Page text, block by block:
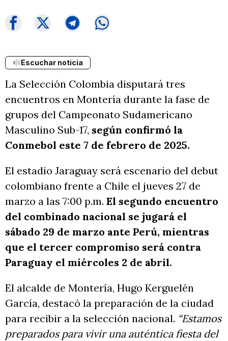
Escuchar noticia
La Selección Colombia disputará tres
encuentros en Montería durante la fase de
grupos del Campeonato Sudamericano
Masculino Sub-17, según confirmó la
Conmebol este 7 de febrero de 2025.
El estadio Jaraguay será escenario del debut
colombiano frente a Chile el jueves 27 de
marzo a las 7:00 p.m. El segundo encuentro
del combinado nacional se jugará el
sábado 29 de marzo ante Perú, mientras
que el tercer compromiso será contra
Paraguay el miércoles 2 de abril.
El alcalde de Montería, Hugo Kerguelén
García, destacó la preparación de la ciudad
para recibir a la selección nacional. “Estamos
preparados para vivir una auténtica fiesta del